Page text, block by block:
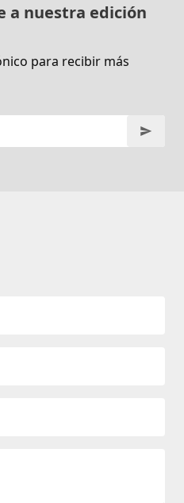
a nuestra edición
para recibir más